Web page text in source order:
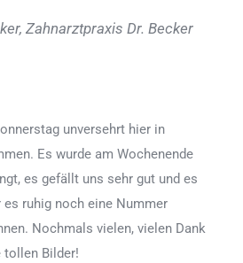
Zahnarztpraxis Dr. Becker
unversehrt hier in
Es wurde am Wochenende
es gefällt uns sehr gut und es
ruhig noch eine Nummer
Nochmals vielen, vielen Dank
tollen Bilder!